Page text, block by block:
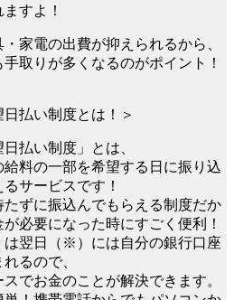
すよ！
家電の出費が抑えられるから、
取りが多くなるのがポイント！
日払い制度とは！＞
日払い制度」とは、
給料の一部を希望する日に振り込
サービスです！
たずに振込んでもらえる制度だか
が必要になった時にすごく便利！
は翌日（※）には自分の銀行口座
るので、
スでお金のことが解決できます。